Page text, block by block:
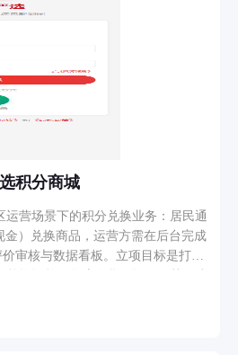
积分商城
运营场景下的积分兑换业务：居民通
金）兑换商品，运营方需在后台完成
审核与数据看板。立项目标是打通
发漏发与对账成本，并为多角色
、可审计的管理能力。 系统含三